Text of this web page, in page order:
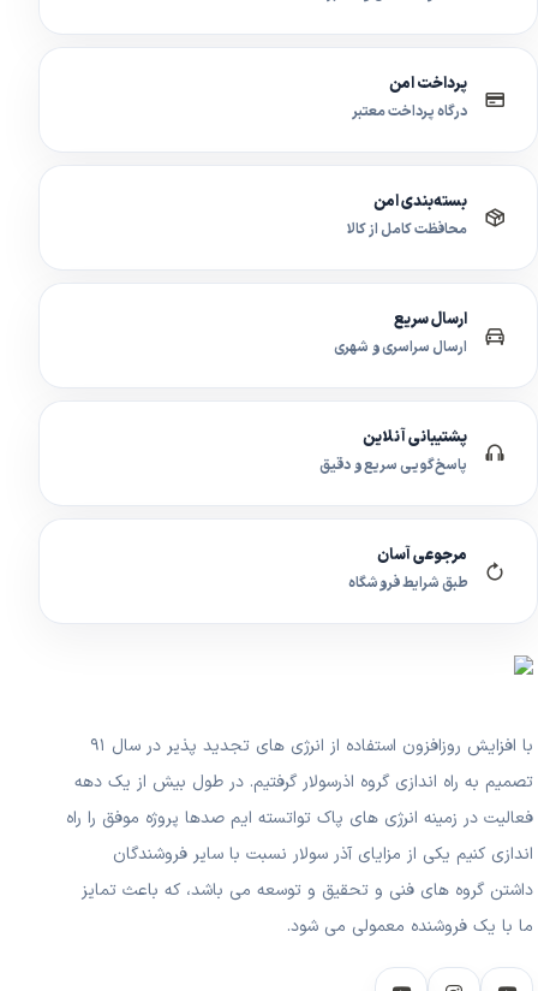
پرداخت امن
درگاه پرداخت معتبر
بسته‌بندی امن
محافظت کامل از کالا
ارسال سریع
ارسال سراسری و شهری
پشتیبانی آنلاین
پاسخ‌گویی سریع و دقیق
مرجوعی آسان
طبق شرایط فروشگاه
با افزایش روزافزون استفاده از انرژی های تجدید پذیر در سال ۹۱
تصمیم به راه اندازی گروه اذرسولار گرفتیم. در طول بیش از یک دهه
فعالیت در زمینه انرژی های پاک تواتسته ایم صدها پروژه موفق را راه
اندازی کنیم یکی از مزایای آذر سولار نسبت با سایر فروشندگان
داشتن گروه های فنی و تحقیق و توسعه می باشد، که باعث تمایز
ما با یک فروشنده معمولی می شود.